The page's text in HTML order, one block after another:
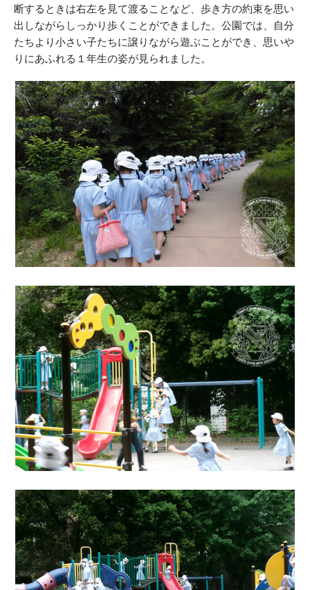
断するときは右左を見て渡ることなど、歩き方の約束を思い
出しながらしっかり歩くことができました。公園では、自分
たちより小さい子たちに譲りながら遊ぶことができ、思いや
りにあふれる１年生の姿が見られました。